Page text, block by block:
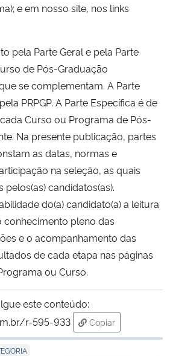
e dos Direitos Humanos
e em nosso site, nos links
pela Parte Geral e pela Parte
de Pós-Graduação
se complementam. A Parte
PRPGP. A Parte Específica é de
Curso ou Programa de Pós-
Na presente publicação, partes
as datas, normas e
na seleção, as quais
candidatos(as).
do(a) candidato(a) a leitura
conhecimento pleno das
e o acompanhamento das
de cada etapa nas páginas
ou Curso.
este conteúdo:
r-595-933
Copiar
para área de